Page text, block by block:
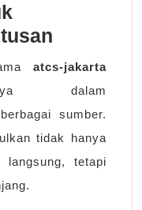
atcs-jakarta
dalam
sumber.
tidak hanya
langsung, tetapi